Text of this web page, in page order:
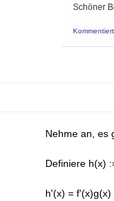
Schöner
Kommentiert
Nehme an, es
Definiere h(x)
h'(x) = f'(x)g(x)